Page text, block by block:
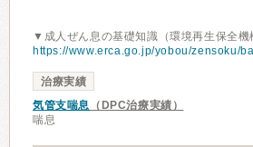
▼成人ぜん息の基礎知識（環境再生保全機
https://www.erca.go.jp/yobou/zensoku/
治療実績
気管支喘息 （DPC治療実績）
喘息